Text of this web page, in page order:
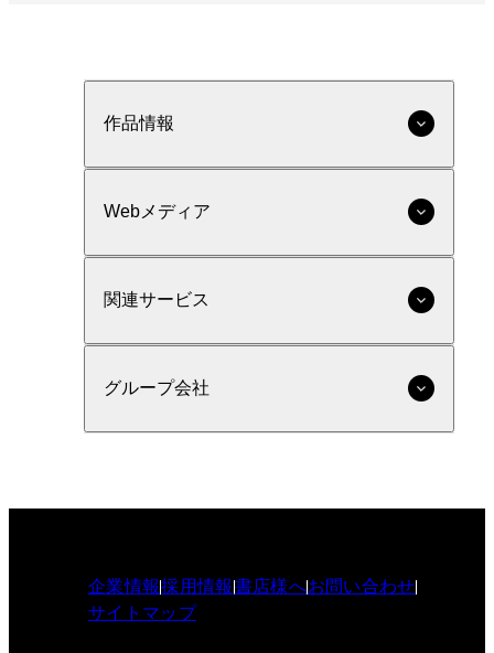
作品情報
Webメディア
関連サービス
グループ会社
企業情報採用情報書店様へお問い合わせ
サイトマップ